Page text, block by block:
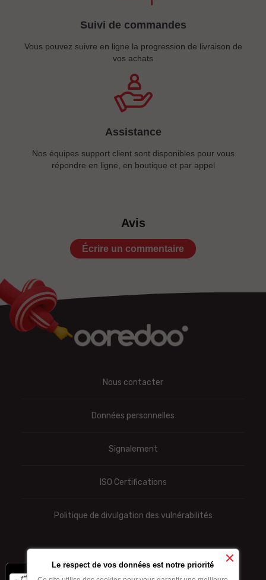
Suivi de commandes
Vous pouvez suivre en ligne la progression de livraison de
vos achats
Assistance
Nos équipes support client sont disponibles pour vous
répondre en ligne, en boutique et par appel
Avis
Écrire un commentaire
Nous contacter
Données personnelles
Signalement
ISO Certifications
Politique de divulgation des vulnérabilités
Le respect de vos données est notre priorité
-10% sur les forfaits